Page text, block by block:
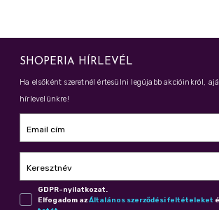
SHOPERIA HÍRLEVÉL
Ha elsőként szeretnél értesülni legújabb akcióinkról,
hírlevelünkre!
Email cím
Keresztnév
GDPR-nyilatkozat.
Elfogadom azÁl­ta­lá­nos szer­ző­dé­si fel­té­te­le­ket